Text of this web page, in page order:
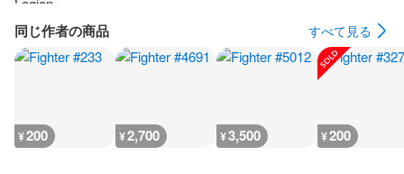
同じ作者の商品 すべて見る
¥200 ¥2,700 ¥3,500 ¥200